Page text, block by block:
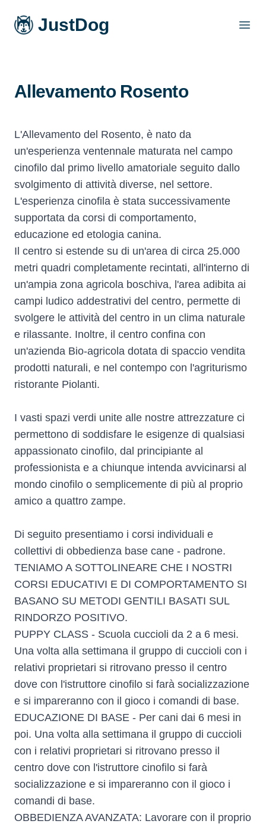
JustDog
Allevamento Rosento
L'Allevamento del Rosento, è nato da
un'esperienza ventennale maturata nel campo
cinofilo dal primo livello amatoriale seguito dallo
svolgimento di attività diverse, nel settore.
L'esperienza cinofila è stata successivamente
supportata da corsi di comportamento,
educazione ed etologia canina.
Il centro si estende su di un'area di circa 25.000
metri quadri completamente recintati, all'interno di
un'ampia zona agricola boschiva, l'area adibita ai
campi ludico addestrativi del centro, permette di
svolgere le attività del centro in un clima naturale
e rilassante. Inoltre, il centro confina con
un'azienda Bio-agricola dotata di spaccio vendita
prodotti naturali, e nel contempo con l'agriturismo
ristorante Piolanti.
I vasti spazi verdi unite alle nostre attrezzature ci
permettono di soddisfare le esigenze di qualsiasi
appassionato cinofilo, dal principiante al
professionista e a chiunque intenda avvicinarsi al
mondo cinofilo o semplicemente di più al proprio
amico a quattro zampe.
Di seguito presentiamo i corsi individuali e
collettivi di obbedienza base cane - padrone.
TENIAMO A SOTTOLINEARE CHE I NOSTRI
CORSI EDUCATIVI E DI COMPORTAMENTO SI
BASANO SU METODI GENTILI BASATI SUL
RINDORZO POSITIVO.
PUPPY CLASS - Scuola cuccioli da 2 a 6 mesi.
Una volta alla settimana il gruppo di cuccioli con i
relativi proprietari si ritrovano presso il centro
dove con l'istruttore cinofilo si farà socializzazione
e si impareranno con il gioco i comandi di base.
EDUCAZIONE DI BASE - Per cani dai 6 mesi in
poi. Una volta alla settimana il gruppo di cuccioli
con i relativi proprietari si ritrovano presso il
centro dove con l'istruttore cinofilo si farà
socializzazione e si impareranno con il gioco i
comandi di base.
OBBEDIENZA AVANZATA: Lavorare con il proprio